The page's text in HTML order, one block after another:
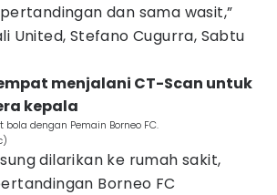
dan sama wasit,”
United, Stefano Cugurra, Sabtu
menjalani CT-Scan untuk
kepala
dengan Pemain Borneo FC.
dilarikan ke rumah sakit,
Borneo FC